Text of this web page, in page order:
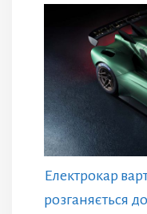
Електрокар
розганяється